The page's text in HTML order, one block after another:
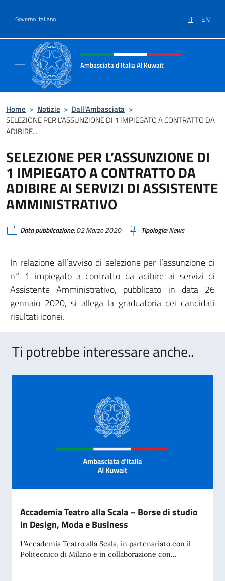
Governo Italiano IT EN
Intestazione sito, social e menù
Ambasciata d'Italia Al Kuwait
Home > Notizie > Dall’Ambasciata >
SELEZIONE PER L’ASSUNZIONE DI 1 IMPIEGATO A CONTRATTO DA
ADIBIRE...
SELEZIONE PER L’ASSUNZIONE DI
1 IMPIEGATO A CONTRATTO DA
ADIBIRE AI SERVIZI DI ASSISTENTE
AMMINISTRATIVO
Data pubblicazione:02 Marzo 2020 Tipologia:News
In relazione all’avviso di selezione per l’assunzione di
n° 1 impiegato a contratto da adibire ai servizi di
Assistente Amministrativo, pubblicato in data 26
gennaio 2020, si allega la graduatoria dei candidati
risultati idonei.
Ti potrebbe interessare anche..
Accademia Teatro alla Scala – Borse di studio
in Design, Moda e Business
L’Accademia Teatro alla Scala, in partenariato con il
Politecnico di Milano e in collaborazione con...